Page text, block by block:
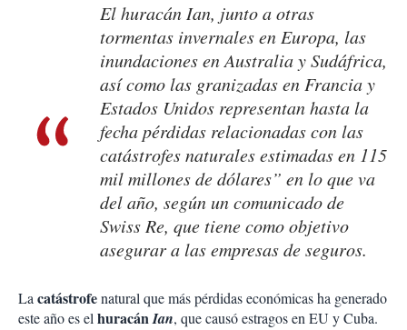
El huracánIan, junto a otras
tormentas invernales en Europa, las
inundaciones en Australia y Sudáfrica,
así como las granizadas en Francia y
Estados Unidos representan hasta la
fecha pérdidas relacionadas con las
catástrofes naturales estimadas en 115
mil millones de dólares” en lo que va
del año, según un comunicado de
Swiss Re, que tiene como objetivo
asegurar a las empresas de seguros.
Lacatástrofenatural que más pérdidas económicas ha generado
este año es elhuracánIan, que causó estragos en EU y Cuba.